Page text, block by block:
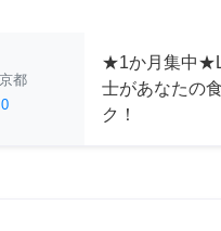
都
0
★1か月集中
士があなたの
ク！